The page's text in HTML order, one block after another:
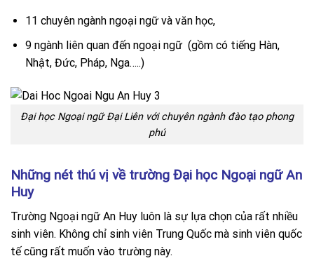
11 chuyên ngành ngoại ngữ và văn học,
9 ngành liên quan đến ngoại ngữ (gồm có tiếng Hàn,
Nhật, Đức, Pháp, Nga…..)
Đại học Ngoại ngữ Đại Liên với chuyên ngành đào tạo phong
phú
Những nét thú vị về trường Đại học Ngoại ngữ An
Huy
Trường Ngoại ngữ An Huy luôn là sự lựa chọn của rất nhiều
sinh viên. Không chỉ sinh viên Trung Quốc mà sinh viên quốc
tế cũng rất muốn vào trường này.